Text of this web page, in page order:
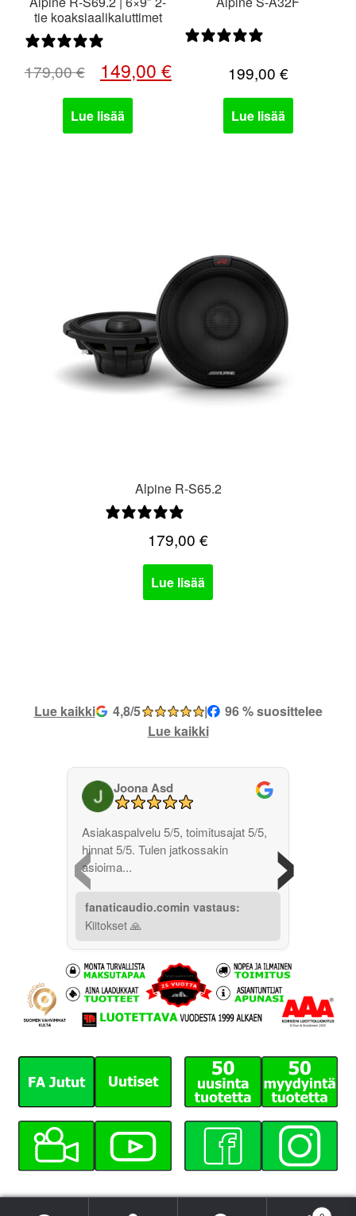
tie koaksiaalikaiuttimet
179,00€
Alkuperäinen
oli:
179,00 €.
149,00 €Nykyinen
149,00 €.
Lue lisää
199,00 €
Lue lisää
Alpine R-S65.2
179,00 €
Lue lisää
Lue kaikki 4,8/5 |
96 % suosittelee
Lue kaikki
‹
Joona Asd
Asiakaspalvelu 5/5, toimitusajat 5/5,
hinnat 5/5. Tulen jatkossakin
asioima...
fanaticaudio.comin vastaus:
Kiitokset 🙏
›